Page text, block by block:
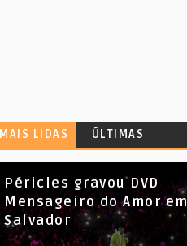
MAIS LIDAS ÚLTIMAS
Péricles gravou DVD
Mensageiro do Amor em
Salvador